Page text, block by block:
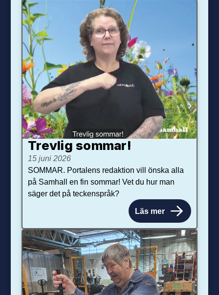
Trevlig sommar!
15 juni 2026
SOMMAR. Portalens redaktion vill önska alla
på Samhall en fin sommar! Vet du hur man
säger det på teckenspråk?
Läs mer